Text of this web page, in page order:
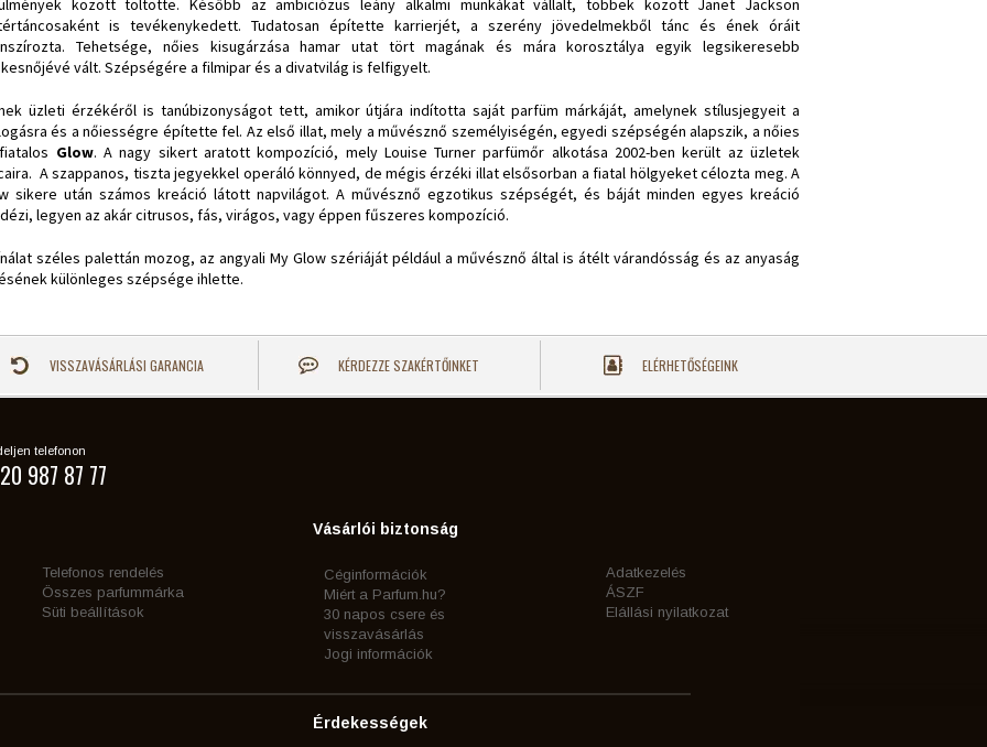
között töltötte. Később az ambiciózus leány alkalmi munkákat vállalt, többek között Janet Jackson
is tevékenykedett. Tudatosan építette karrierjét, a szerény jövedelmekből tánc és ének óráit
Tehetsége, nőies kisugárzása hamar utat tört magának és mára korosztálya egyik legsikeresebb
vált. Szépségére a filmipar és a divatvilág is felfigyelt.
üzleti érzékéről is tanúbizonyságot tett, amikor útjára indította saját parfüm márkáját, amelynek stílusjegyeit a
és a nőiességre építette fel. Az első illat, mely a művésznő személyiségén, egyedi szépségén alapszik, a nőies
Glow. A nagy sikert aratott kompozíció, mely Louise Turner parfümőr alkotása 2002-ben került az üzletek
A szappanos, tiszta jegyekkel operáló könnyed, de mégis érzéki illat elsősorban a fiatal hölgyeket célozta meg. A
sikere után számos kreáció látott napvilágot. A művésznő egzotikus szépségét, és báját minden egyes kreáció
legyen az akár citrusos, fás, virágos, vagy éppen fűszeres kompozíció.
széles palettán mozog, az angyali My Glow szériáját például a művésznő által is átélt várandósság és az anyaság
különleges szépsége ihlette.
VISSZAVÁSÁRLÁSI GARANCIA KÉRDEZZE SZAKÉRTŐINKET ELÉRHETŐSÉGEINK
telefonon
987 87 77
Telefonos rendelés
Összes parfummárka
Süti beállítások
Vásárlói biztonság
Céginformációk
Miért a Parfum.hu?
30 napos csere és
visszavásárlás
Jogi információk
Adatkezelés
ÁSZF
Elállási nyilatkozat
Érdekességek